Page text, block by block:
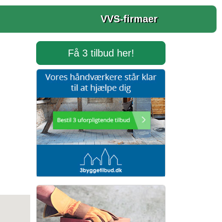
VVS-firmaer
Få 3 tilbud her!